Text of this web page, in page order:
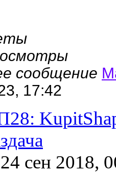
сообщение
17:42
сен 2018,